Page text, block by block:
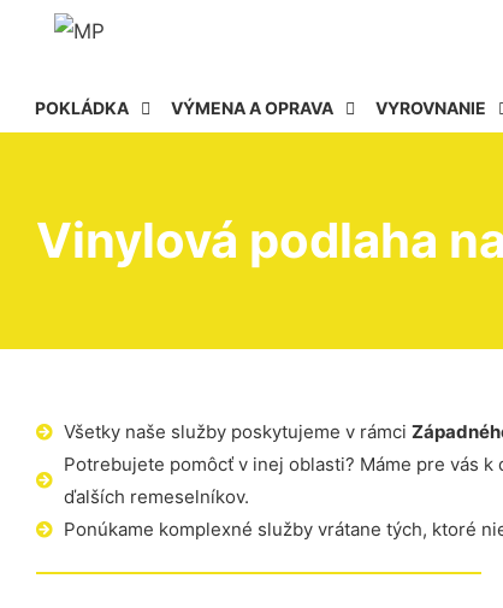
POKLÁDKA VÝMENA A OPRAVA VYROVNANIE
Vinylová podlaha
Všetky naše služby poskytujeme v rámci
Potrebujete pomôcť v inej oblasti? Máme pre vás
ďalších remeselníkov.
Ponúkame komplexné služby vrátane tých, ktoré